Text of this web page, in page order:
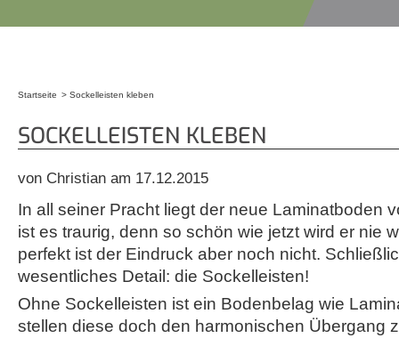
Startseite Sockelleisten kleben
SOCKELLEISTEN KLEBEN
von Christian am 17.12.2015
In all seiner Pracht liegt der neue Laminatboden
ist es traurig, denn so schön wie jetzt wird er nie
perfekt ist der Eindruck aber noch nicht.
wesentliches Detail: die Sockelleisten!
Ohne Sockelleisten ist ein Bodenbelag wie
stellen diese doch den harmonischen Übergang